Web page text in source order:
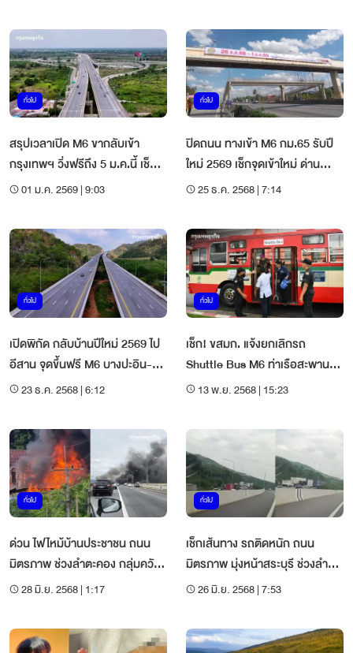
ทั่วไป
สรุปเวลาเปิด M6 ขากลับเข้า
กรุงเทพฯ วิ่งฟรีถึง 5 ม.ค.นี้ เช็กด่
วน!01 ม.ค. 2569 | 9:03
ทั่วไป
ปิดถนน ทางเข้า M6 กม.65 รับปี
ใหม่ 2569 เช็กจุดเข้าใหม่ ด่าน
ปากช่อง
25 ธ.ค. 2568 | 7:14
ทั่วไป
เปิดพิกัด กลับบ้านปีใหม่ 2569 ไป
อีสาน จุดขึ้นฟรี M6 บางปะอิน-
โคราช
23 ธ.ค. 2568 | 6:12
ทั่วไป
เช็ก! ขสมก. แจ้งยกเลิกรถ
Shuttle Bus M6 ท่าเรือสะพาน
ผ่านฟ้า-สนามหลวง
13 พ.ย. 2568 | 15:23
ทั่วไป
ด่วน ไฟไหม้บ้านประชาชน ถนน
มิตรภาพ ช่วงลำตะคอง กลุ่มควัน
ดำท่วม M6
28 มิ.ย. 2568 | 1:17
ทั่วไป
เช็กเส้นทาง รถติดหนัก ถนน
มิตรภาพ มุ่งหน้าสระบุรี ช่วงลำตะ
คอง26 มิ.ย. 2568 | 7:53